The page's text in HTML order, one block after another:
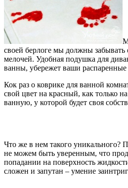
своей берлоге мы должны забывать
мелочей. Удобная подушка для
ванны, убережет ваши распаренные
Кок раз о коврике для ванной
свой цвет на красный, как только
ванную, у которой будет своя
Что же в нем такого уникального?
не можем быть уверенным, что
попадании на поверхность
сложен и запутан – умение